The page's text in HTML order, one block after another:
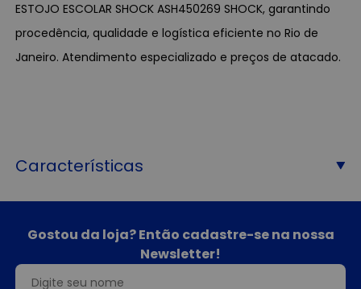
ESTOJO ESCOLAR SHOCK ASH450269 SHOCK, garantindo
procedência, qualidade e logística eficiente no Rio de
Janeiro. Atendimento especializado e preços de atacado.
Características
Gostou da loja? Então cadastre-se na nossa
Newsletter!